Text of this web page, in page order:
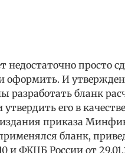
недостаточно просто
оформить. И
бланк
утвердить его в
приказа
бланк,
ФКЦБ России от